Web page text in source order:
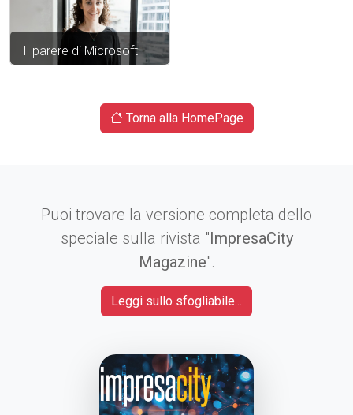
Il parere di Microsoft
Torna alla HomePage
Puoi trovare la versione completa dello
speciale sulla rivista "ImpresaCity
Magazine".
Leggi sullo sfogliabile...